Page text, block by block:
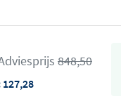
848,50
127,28